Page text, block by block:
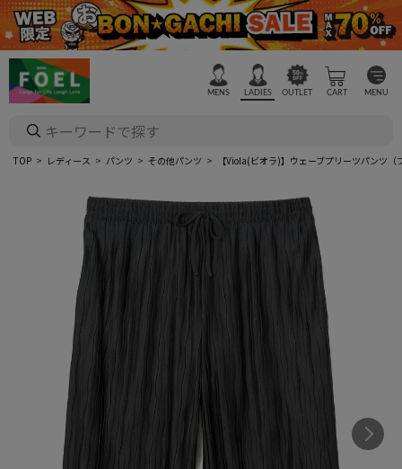
MENS LADIES OUTLET CART MENU
TOP レディース パンツ その他パンツ 【Viola(ビオラ)】ウェーブプリーツパンツ（